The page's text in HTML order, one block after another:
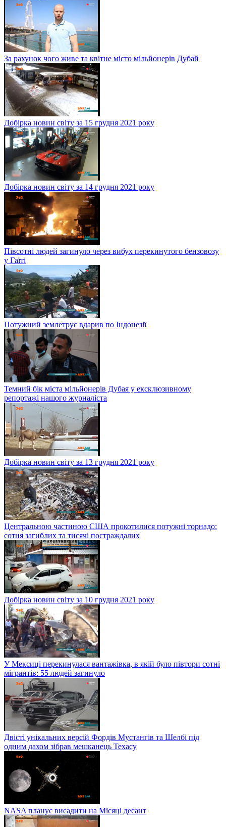
За рахунок чого живе та квітне місто мільйонерів Дубай
Добірка новин світу за 15 грудня 2021 року
Добірка новин світу за 14 грудня 2021 року
Півсотні людей загинуло через вибух перекинутого бензовозу
у Гаїті
Потужний землетрус вдарив по Індонезії
Темний бік міста мільйонерів Дубая у ексклюзивному
репортажі нашого журналіста
Добірка новин світу за 13 грудня 2021 року
Центральною частиною США прокотилися потужні торнадо:
сотня загиблих та тисячі постраждалих
Добірка новин світу за 10 грудня 2021 року
У Мексиці перекинулася вантажівка, в якій було півтори сотні
мігрантів: 55 людей загинуло
Двісті унікальних версій Фордів Мустангів та Шелбі під
одним дахом зібрав мешканець Техасу
NASA планує висадити на Місяці десант